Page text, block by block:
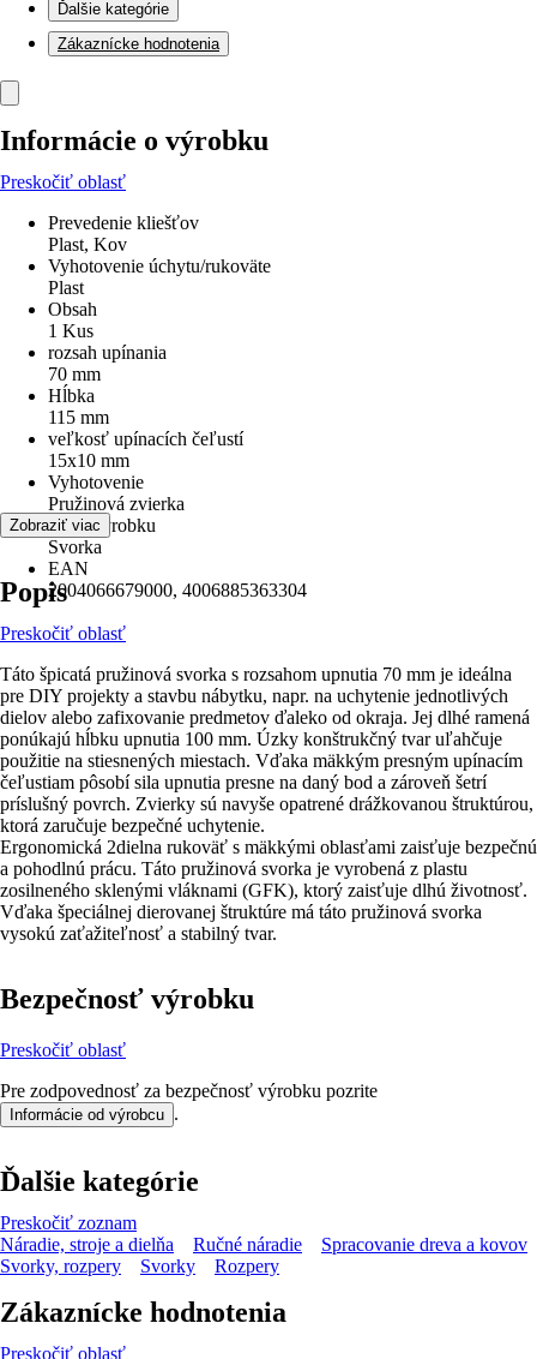
Ďalšie kategórie
Zákaznícke hodnotenia
Informácie o výrobku
Preskočiť oblasť
Prevedenie kliešťov
Plast, Kov
Vyhotovenie úchytu/rukoväte
Plast
Obsah
1 Kus
rozsah upínania
70 mm
Hĺbka
115 mm
veľkosť upínacích čeľustí
15x10 mm
Vyhotovenie
Pružinová zvierka
Druh výrobku
Svorka
EAN
2004066679000, 4006885363304
Zobraziť viac
Popis
Preskočiť oblasť
Táto špicatá pružinová svorka s rozsahom upnutia 70 mm je ideálna
pre DIY projekty a stavbu nábytku, napr. na uchytenie jednotlivých
dielov alebo zafixovanie predmetov ďaleko od okraja. Jej dlhé ramená
ponúkajú hĺbku upnutia 100 mm. Úzky konštrukčný tvar uľahčuje
použitie na stiesnených miestach. Vďaka mäkkým presným upínacím
čeľustiam pôsobí sila upnutia presne na daný bod a zároveň šetrí
príslušný povrch. Zvierky sú navyše opatrené drážkovanou štruktúrou,
ktorá zaručuje bezpečné uchytenie.
Ergonomická 2dielna rukoväť s mäkkými oblasťami zaisťuje bezpečnú
a pohodlnú prácu. Táto pružinová svorka je vyrobená z plastu
zosilneného sklenými vláknami (GFK), ktorý zaisťuje dlhú životnosť.
Vďaka špeciálnej dierovanej štruktúre má táto pružinová svorka
vysokú zaťažiteľnosť a stabilný tvar.
Bezpečnosť výrobku
Preskočiť oblasť
Pre zodpovednosť za bezpečnosť výrobku pozrite
Informácie od výrobcu .
Ďalšie kategórie
Preskočiť zoznam
Náradie, stroje a dielňa
Ručné náradie
Spracovanie dreva a kovov
Svorky, rozpery
Svorky Rozpery
Zákaznícke hodnotenia
Preskočiť oblasť